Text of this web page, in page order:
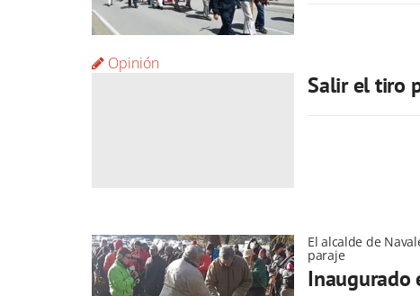
Opinión
Salir el tiro
El alcalde de
paraje
Inaugurado